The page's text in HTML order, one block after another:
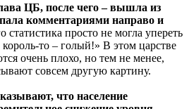
ЦБ, после чего – вышла из
комментариями направо и
статистика просто не могла упереть
то – голый!» В этом царстве
очень плохо, но тем не менее,
совсем другую картину.
что население